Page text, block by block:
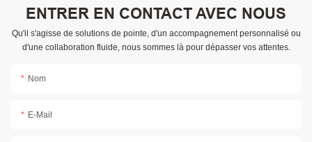
ENTRER EN CONTACT AVEC NOUS
Qu'il s'agisse de solutions de pointe, d'un accompagnement personnalisé ou
d'une collaboration fluide, nous sommes là pour dépasser vos attentes.
Nom
E-Mail